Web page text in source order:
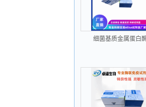
细菌基质金属蛋白